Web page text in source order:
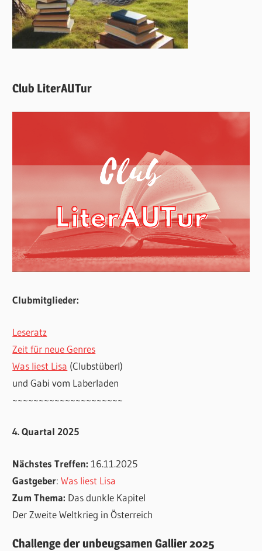
Club LiterAUTur
Clubmitglieder:
Leseratz
Zeit für neue Genres
Was liest Lisa (Clubstüberl)
und Gabi vom Laberladen
~~~~~~~~~~~~~~~~~~~~~
4. Quartal 2025
Nächstes Treffen:16.11.2025
Gastgeber:Was liest Lisa
Zum Thema: Das dunkle Kapitel
Der Zweite Weltkrieg in Österreich
Challenge der unbeugsamen Gallier 2025